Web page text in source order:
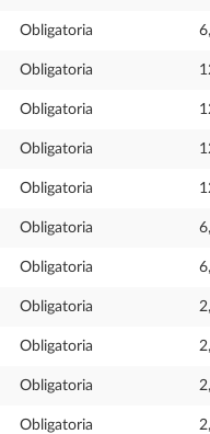
Obligatoria
Obligatoria
Obligatoria
Obligatoria
Obligatoria
Obligatoria
Obligatoria
Obligatoria
Obligatoria
Obligatoria
Obligatoria